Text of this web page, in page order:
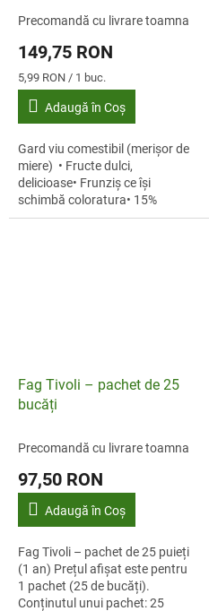
Precomandă cu livrare toamna
149,75 RON
Evaluare
preţ:
5,99 RON / 1 buc.
Adaugă în Coş
Gard viu comestibil (merișor de
miere) • Fructe dulci,
delicioase• Frunziș ce își
schimbă coloratura• 15%
reducere• Ideal pentru gard
Fag Tivoli – pachet de 25
bucăți
Precomandă cu livrare toamna
97,50 RON
Adaugă în Coş
Fag Tivoli – pachet de 25 puieți
(1 an) Prețul afișat este pentru
1 pachet (25 de bucăți).
Conținutul unui pachet: 25